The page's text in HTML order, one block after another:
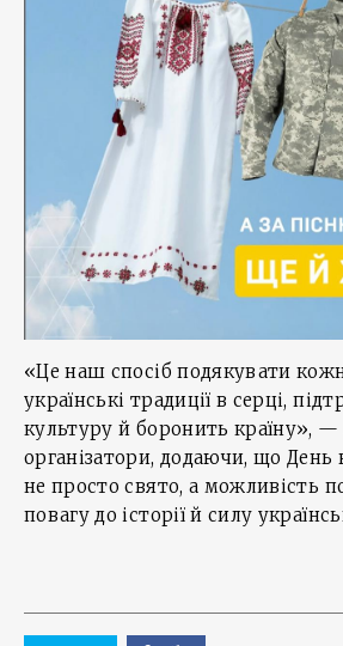
«Це наш спосіб подякувати
українські традиції в серці,
культуру й боронить країну», —
організатори, додаючи, що
не просто свято, а можливість
повагу до історії й силу